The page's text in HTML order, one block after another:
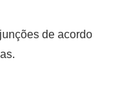
de acordo